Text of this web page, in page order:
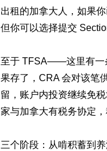
出租的加拿大人，如果
但你可以选择提交
至于 TFSA——这里有一
果存了，CRA 会对该笔
留，账户内投资继续免
家与加拿大有税务协定，
三个阶段：从啃积蓄到